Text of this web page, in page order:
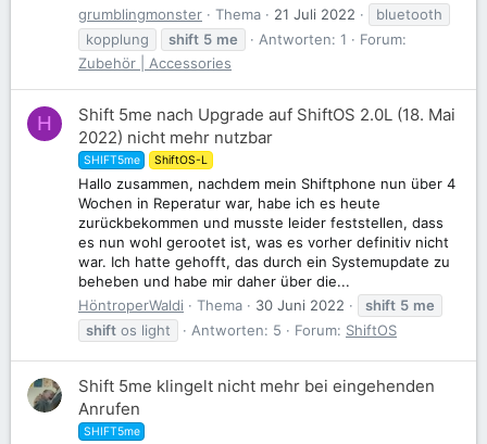
grumblingmonster
Thema 21 Juli 2022
bluetooth
kopplung
shift 5 me Antworten: 1
Forum:
Zubehör | Accessories
H
Shift 5me nach Upgrade auf ShiftOS 2.0L (18. Mai
2022) nicht mehr nutzbar
SHIFT5me ShiftOS-L
Hallo zusammen, nachdem mein Shiftphone nun über 4
Wochen in Reperatur war, habe ich es heute
zurückbekommen und musste leider feststellen, dass
es nun wohl gerootet ist, was es vorher definitiv nicht
war. Ich hatte gehofft, das durch ein Systemupdate zu
beheben und habe mir daher über die...
HöntroperWaldi
Thema 30 Juni 2022 shift 5 me
shift os light Antworten: 5 Forum: ShiftOS
Shift 5me klingelt nicht mehr bei eingehenden
Anrufen
SHIFT5me